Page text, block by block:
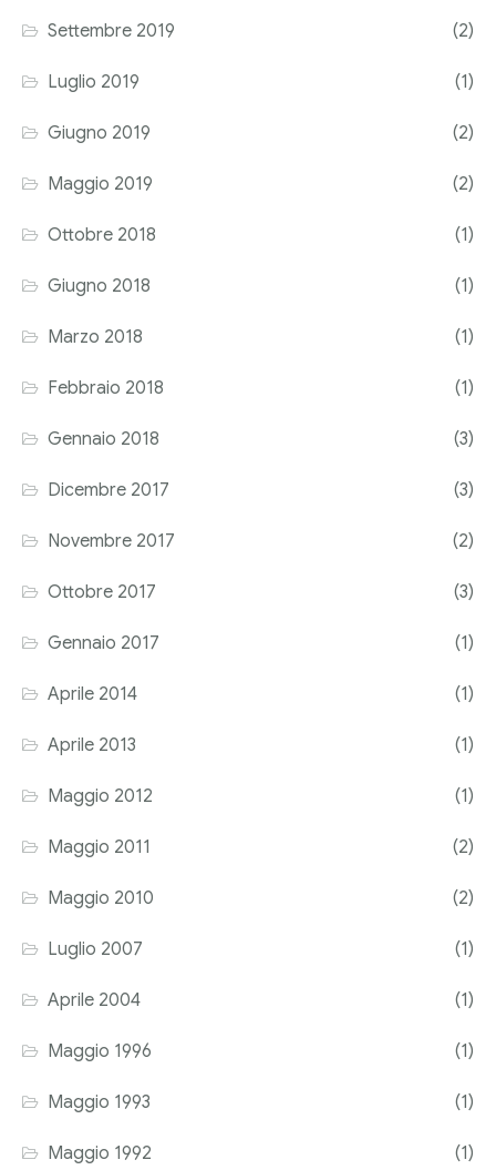
Settembre 2019 (2)
Luglio 2019 (1)
Giugno 2019 (2)
Maggio 2019 (2)
Ottobre 2018 (1)
Giugno 2018 (1)
Marzo 2018 (1)
Febbraio 2018 (1)
Gennaio 2018 (3)
Dicembre 2017 (3)
Novembre 2017 (2)
Ottobre 2017 (3)
Gennaio 2017 (1)
Aprile 2014 (1)
Aprile 2013 (1)
Maggio 2012 (1)
Maggio 2011 (2)
Maggio 2010 (2)
Luglio 2007 (1)
Aprile 2004 (1)
Maggio 1996 (1)
Maggio 1993 (1)
Maggio 1992 (1)